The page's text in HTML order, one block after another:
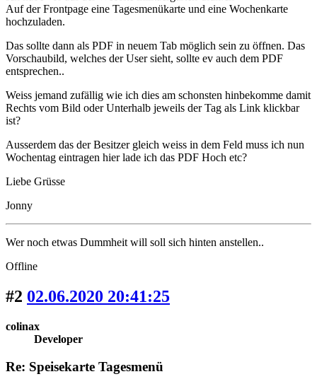
Auf der Frontpage eine Tagesmenükarte und eine Wochenkarte
hochzuladen.
Das sollte dann als PDF in neuem Tab möglich sein zu öffnen. Das
Vorschaubild, welches der User sieht, sollte ev auch dem PDF
entsprechen..
Weiss jemand zufällig wie ich dies am schonsten hinbekomme damit
Rechts vom Bild oder Unterhalb jeweils der Tag als Link klickbar
ist?
Ausserdem das der Besitzer gleich weiss in dem Feld muss ich nun
Wochentag eintragen hier lade ich das PDF Hoch etc?
Liebe Grüsse
Jonny
Wer noch etwas Dummheit will soll sich hinten anstellen..
Offline
#2 02.06.2020 20:41:25
colinax
Developer
Re: Speisekarte Tagesmenü